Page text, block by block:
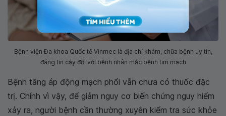
Bệnh viện Đa khoa Quốc tế Vinmec là địa chỉ khám, chữa bệnh uy tín,
đáng tin cậy đối với bệnh nhân mắc bệnh tim mạch
Bệnh tăng áp động mạch phổi vẫn chưa có thuốc đặc
trị. Chính vì vậy, để giảm nguy cơ biến chứng nguy hiểm
xảy ra, người bệnh cần thường xuyên kiểm tra sức khỏe